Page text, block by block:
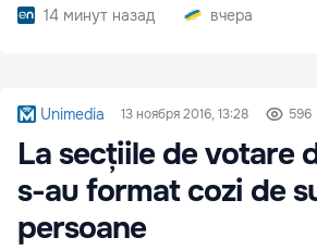
14 минут назад
вчера
Unimedia 13 ноября 2016, 13:28 596
La secțiile de votare
s-au format cozi de
persoane